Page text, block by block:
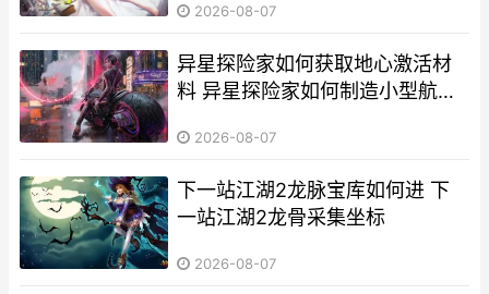
2026-08-07
异星探险家如何获取地心激活材
料 异星探险家如何制造小型航天
2026-08-07
下一站江湖2龙脉宝库如何进 下
一站江湖2龙骨采集坐标
2026-08-07